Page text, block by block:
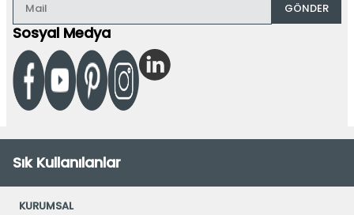
GÖNDER
Sosyal Medya
Sık Kullanılanlar
KURUMSAL